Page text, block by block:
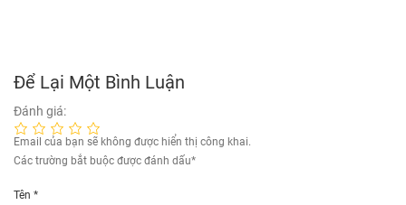
Để Lại Một Bình Luận
Đánh giá:
Email của bạn sẽ không được hiển thị công khai.
Các trường bắt buộc được đánh dấu*
Tên *